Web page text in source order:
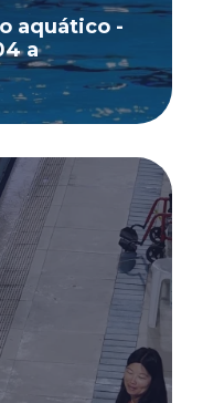
aquático -
a